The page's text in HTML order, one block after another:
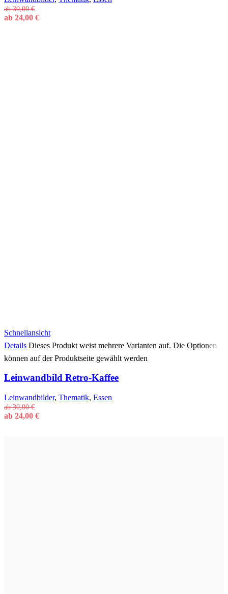
ab30,00€
ab 24,00 €
Schnellansicht
Details Dieses Produkt weist mehrere Varianten auf. Die Optionen
können auf der Produktseite gewählt werden
Leinwandbild Retro-Kaffee
Leinwandbilder, Thematik, Essen
ab30,00€
ab 24,00 €